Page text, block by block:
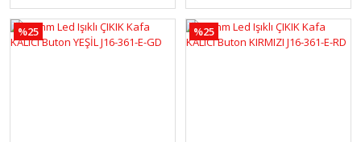
%25 %25